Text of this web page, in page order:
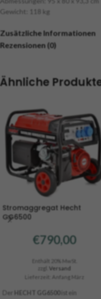
Gewicht: 118 kg
Zusätzliche Informationen
Rezensionen (0)
Ähnliche
Stromaggregat Hecht
GG6500
€790,00
Enthält 20% MwSt.
zzgl.
Versand
Lieferzeit: Anfang März
Der HECHT GG6500
ist ein